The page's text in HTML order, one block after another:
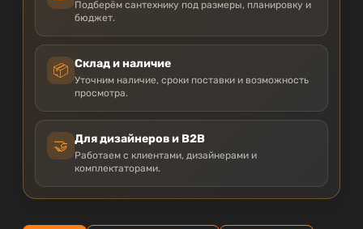
Подберём сантехнику под размеры, планировку и
бюджет.
📦 Склад и наличие
Уточним наличие, сроки поставки и возможность
просмотра.
🤝 Для дизайнеров и B2B
Работаем с клиентами, дизайнерами и
комплектаторами.